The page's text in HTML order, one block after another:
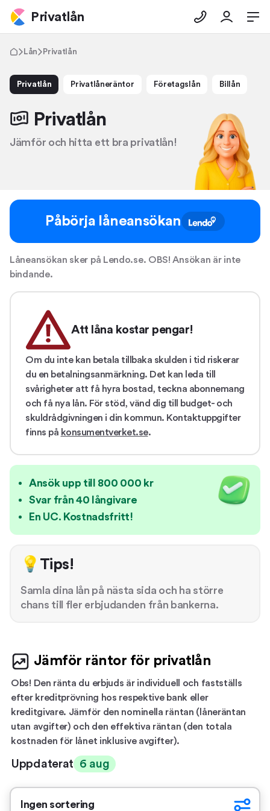
Privatlån
Lån Privatlån
Privatlån Privatlåneräntor Företagslån Billån
Privatlån
Jämför och hitta ett bra privatlån!
Påbörja låneansökan
Låneansökan sker på Lendo.se. OBS! Ansökan är inte
bindande.
Att låna kostar pengar!
Om du inte kan betala tillbaka skulden i tid riskerar
du en betalningsanmärkning. Det kan leda till
svårigheter att få hyra bostad, teckna abonnemang
och få nya lån. För stöd, vänd dig till budget- och
skuldrådgivningen i din kommun. Kontaktuppgifter
finns på konsumentverket.se.
Ansök upp till 800 000 kr
Svar från 40 långivare
En UC. Kostnadsfritt!
💡Tips!
Samla dina lån på nästa sida och ha större
chans till fler erbjudanden från bankerna.
Jämför räntor för privatlån
Obs! Den ränta du erbjuds är individuell och fastställs
efter kreditprövning hos respektive bank eller
kreditgivare. Jämför den nominella räntan (låneräntan
utan avgifter) och den effektiva räntan (den totala
kostnaden för lånet inklusive avgifter).
Uppdaterat 6 aug
Ingen sortering